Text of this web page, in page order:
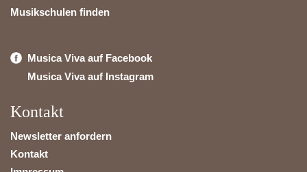
Musikschulen finden
Musica Viva auf Facebook
Musica Viva auf Instagram
Kontakt
Newsletter anfordern
Kontakt